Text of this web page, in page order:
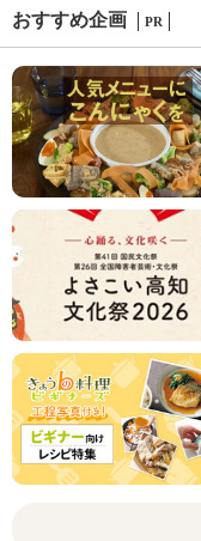
おすすめ企画 PR